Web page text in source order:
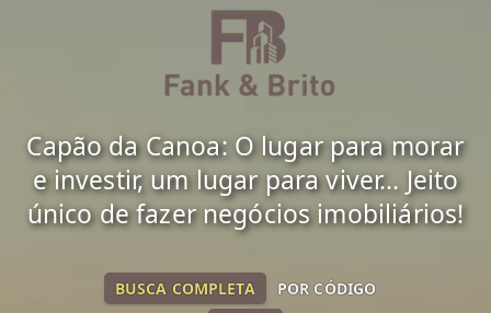
Capão da Canoa: O lugar para morar
e investir, um lugar para viver... Jeito
único de fazer negócios imobiliários!
BUSCA COMPLETA POR CÓDIGO